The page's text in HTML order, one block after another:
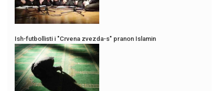
Ish-futbollisti i "Crvena zvezda-s" pranon Islamin